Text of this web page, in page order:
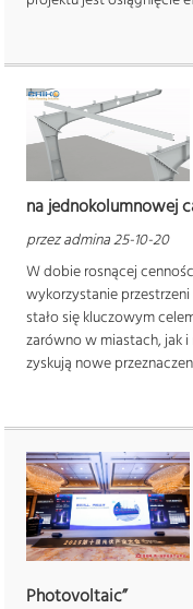
na jednokolumnowej
przez admina 25-10-20
W dobie rosnącej
wykorzystanie
stało się kluczowym
zarówno w miastach, jak
zyskują nowe
Photovoltaic”